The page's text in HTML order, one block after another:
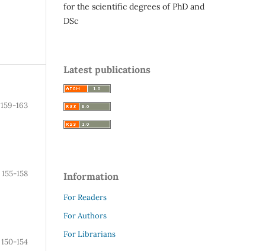
159-163
155-158
150-154
for the scientific degrees of PhD and
DSc
Latest publications
Information
For Readers
For Authors
For Librarians